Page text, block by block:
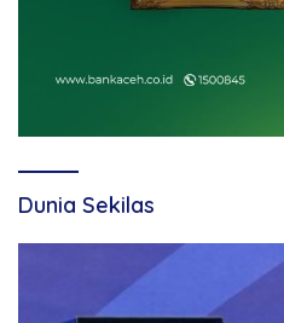
Dunia Sekilas